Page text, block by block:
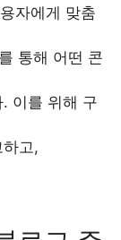
자에게 맞춤
통해 어떤 콘
이를 위해 구
고,